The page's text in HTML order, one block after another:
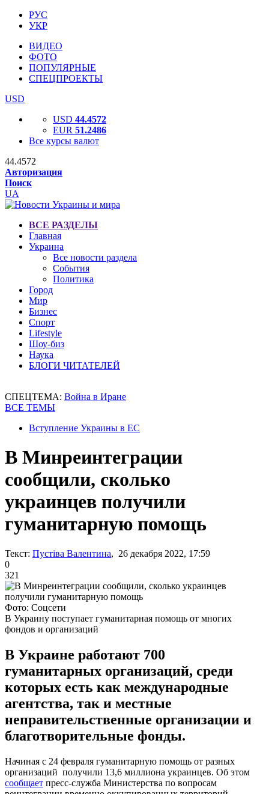
РУС
УКР
ВИДЕО
ФОТО
ПОПУЛЯРНЫЕ
СПЕЦПРОЕКТЫ
USD
USD 44.4572
EUR 51.2486
Все курсы валют
44.4572
Авторизация
Поиск
UA
ВСЕ РАЗДЕЛЫ
Главная
Украина
Все новости раздела
События
Политика
Город
Мир
Бизнес
Спорт
Lifestyle
Шоу-биз
Наука
БЛОГИ ЧИТАТЕЛЕЙ
СПЕЦТЕМА: Война в Иране
ВСЕ ТЕМЫ
Вступление Украины в ЕС
В Минреинтеграции
сообщили, сколько
украинцев получили
гуманитарную помощь
Текст: Пустіва Валентина, 26 декабря 2022, 17:59
0
321
Фото: Соцсети
В Украину поступает гуманитарная помощь от многих
фондов и организаций
В Украине работают 700
гуманитарных организаций, среди
которых есть как международные
агентства, так и местные
неправительственные организации и
благотворительные фонды.
Начиная с 24 февраля гуманитарную помощь от разных
организаций получили 13,6 миллиона украинцев. Об этом
сообщает пресс-служба Министерства по вопросам